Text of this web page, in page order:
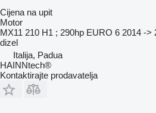
Cijena na upit
Motor
MX11 210 H1 ; 290hp EURO 6 2014 ->
dizel
Italija, Padua
HAINNtech®
Kontaktirajte prodavatelja